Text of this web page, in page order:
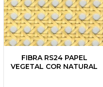
FIBRA RS24 PAPEL
VEGETAL COR NATURAL